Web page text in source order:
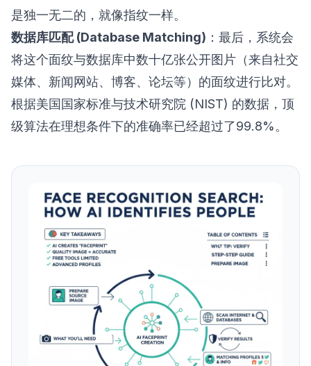
是独一无二的，就像指纹一样。
数据库匹配 (Database Matching) ：最后，系统会
将这个面纹与数据库中数十亿张公开图片（来自社交
媒体、新闻网站、博客、论坛等）的面纹进行比对。
根据美国国家标准与技术研究院 (NIST) 的数据 ，顶
级算法在理想条件下的准确率已经超过了99.8%。